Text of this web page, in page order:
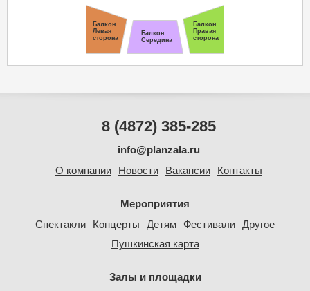
Балкон.
Левая
сторона
Балкон.
Середина
Балкон.
Правая
сторона
Мероприятия
Спектакли
Концерты Детям Фестивали Другое
Пушкинская карта
Залы и площадки
8 (4872) 385-285
info@planzala.ru
О компании
Новости Вакансии Контакты